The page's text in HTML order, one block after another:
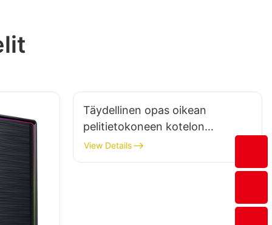
Täydellinen opas oikean
pelitietokoneen kotelon
valintaan kokoonpanollesi
View Details